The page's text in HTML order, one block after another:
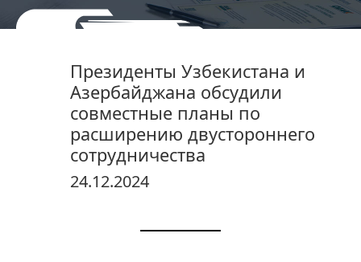
железнодорожной продукции
Президенты Узбекистана и
Азербайджана обсудили
совместные планы по
расширению двустороннего
сотрудничества
24.12.2024